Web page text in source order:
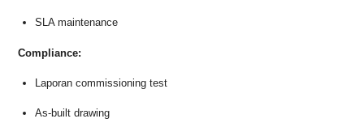
SLA maintenance
Compliance:
Laporan commissioning test
As-built drawing